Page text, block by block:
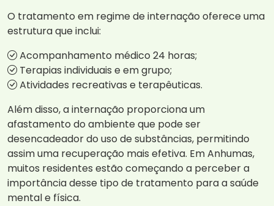
O tratamento em regime de internação oferece uma
estrutura que inclui:
Acompanhamento médico 24 horas;
Terapias individuais e em grupo;
Atividades recreativas e terapêuticas.
Além disso, a internação proporciona um
afastamento do ambiente que pode ser
desencadeador do uso de substâncias, permitindo
assim uma recuperação mais efetiva. Em Anhumas,
muitos residentes estão começando a perceber a
importância desse tipo de tratamento para a saúde
mental e física.